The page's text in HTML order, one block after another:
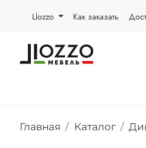
Llozzo Как заказать
Главная Каталог